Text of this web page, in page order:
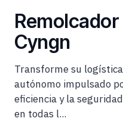
Cyngn
Transforme su
autónomo impulsado
eficiencia y la
en todas l...